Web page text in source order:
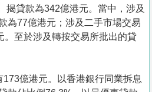
揭貸款為342億港元。當中，涉及
為77億港元；涉及二手市場交易
。至於涉及轉按交易所批出的貸
億港元。以香港銀行同業拆息